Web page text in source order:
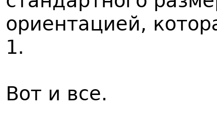
ориентацией,
1.
Вот и все.